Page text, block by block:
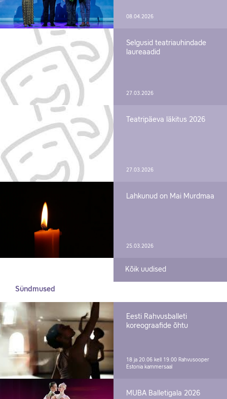
08.04.2026
Selgusid teatriauhindade
laureaadid
27.03.2026
Teatripäeva läkitus 2026
27.03.2026
Lahkunud on Mai Murdmaa
25.03.2026
Kõik uudised
Sündmused
Eesti Rahvusballeti
koreograafide õhtu
18 ja 20.06 kell 19.00 Rahvusooper
Estonia kammersaal
MUBA Balletigala 2026